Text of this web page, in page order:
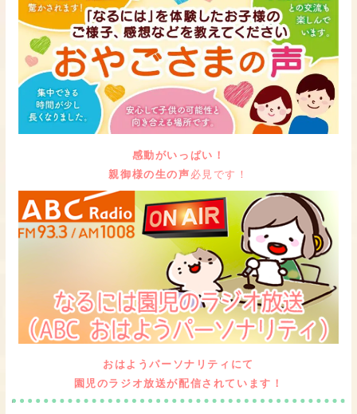
感動がいっぱい！
親御様の生の声 必見です！
おはようパーソナリティにて
園児のラジオ放送が配信されています！